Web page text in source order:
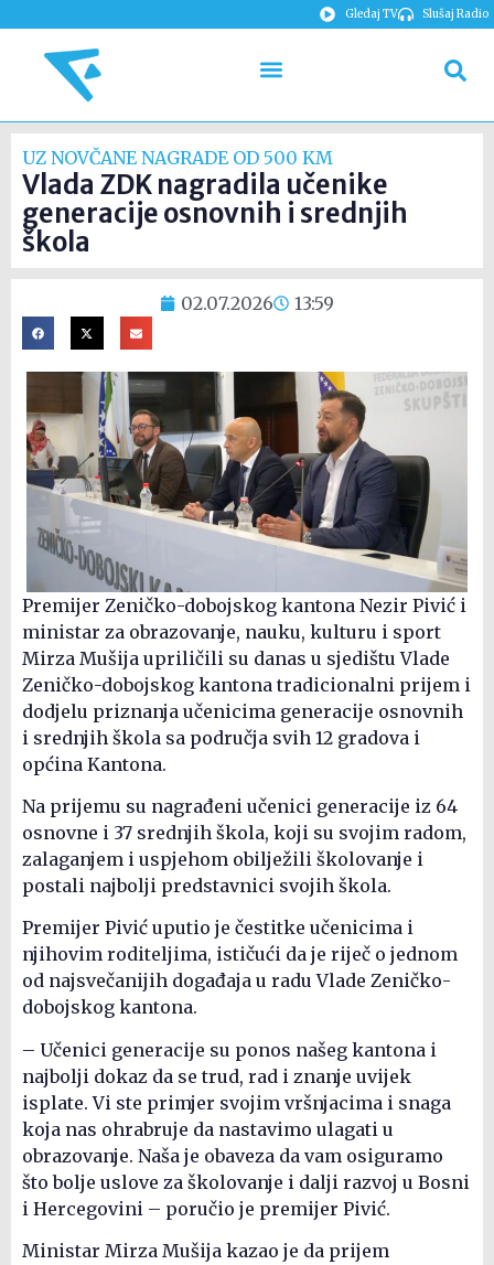
Gledaj TV Slušaj Radio
UZ NOVČANE NAGRADE OD 500 KM
Vlada ZDK nagradila učenike
generacije osnovnih i srednjih
škola
02.07.2026 13:59
Premijer Zeničko-dobojskog kantona Nezir Pivić i
ministar za obrazovanje, nauku, kulturu i sport
Mirza Mušija upriličili su danas u sjedištu Vlade
Zeničko-dobojskog kantona tradicionalni prijem i
dodjelu priznanja učenicima generacije osnovnih
i srednjih škola sa područja svih 12 gradova i
općina Kantona.
Na prijemu su nagrađeni učenici generacije iz 64
osnovne i 37 srednjih škola, koji su svojim radom,
zalaganjem i uspjehom obilježili školovanje i
postali najbolji predstavnici svojih škola.
Premijer Pivić uputio je čestitke učenicima i
njihovim roditeljima, ističući da je riječ o jednom
od najsvečanijih događaja u radu Vlade Zeničko-
dobojskog kantona.
– Učenici generacije su ponos našeg kantona i
najbolji dokaz da se trud, rad i znanje uvijek
isplate. Vi ste primjer svojim vršnjacima i snaga
koja nas ohrabruje da nastavimo ulagati u
obrazovanje. Naša je obaveza da vam osiguramo
što bolje uslove za školovanje i dalji razvoj u Bosni
i Hercegovini – poručio je premijer Pivić.
Ministar Mirza Mušija kazao je da prijem